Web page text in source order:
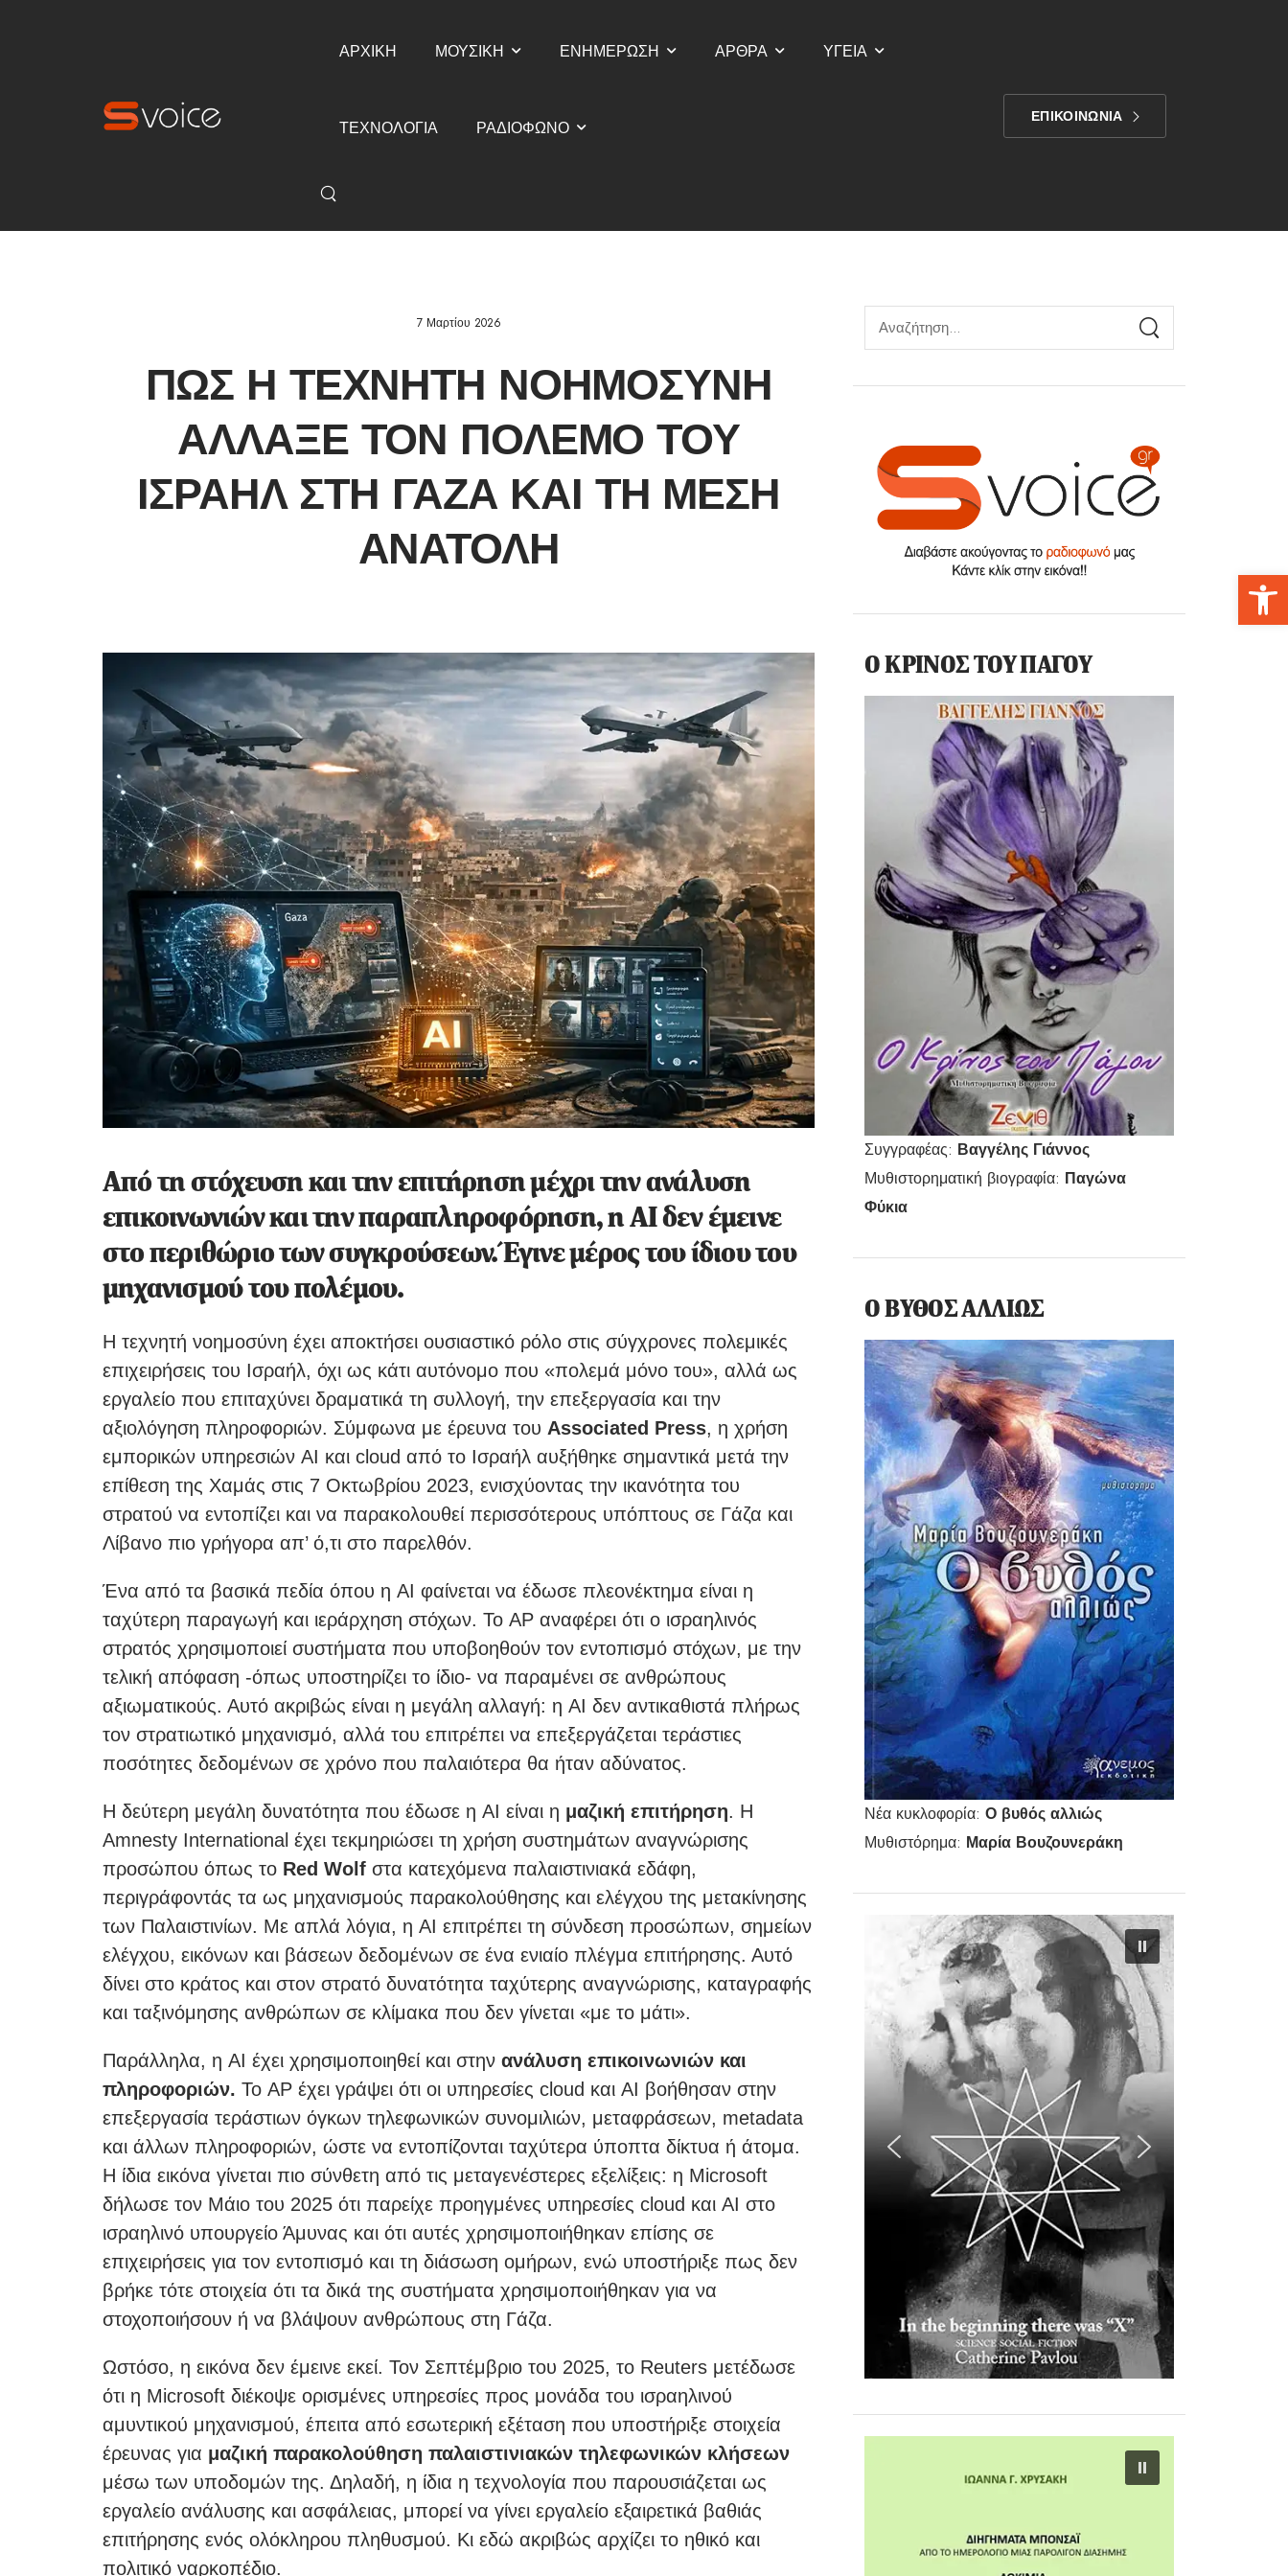
ΑΡΧΙΚΗ ΜΟΥΣΙΚΗ ΕΝΗΜΕΡΩΣΗ ΑΡΘΡΑ ΥΓΕΙΑ
ΤΕΧΝΟΛΟΓΙΑ ΡΑΔΙΟΦΩΝΟ
ΕΠΙΚΟΙΝΩΝΙΑ
Ο ΚΡΙΝΟΣ ΤΟΥ ΠΑΓΟΥ
Συγγραφέας: Βαγγέλης Γιάννος
Μυθιστορηματική βιογραφία: Παγώνα
Φύκια
Ο ΒΥΘΟΣ ΑΛΛΙΩΣ
Νέα κυκλοφορία:Ο βυθός αλλιώς
Μυθιστόρημα: Μαρία Βουζουνεράκη
7 Μαρτίου 2026
ΠΏΣ Η ΤΕΧΝΗΤΉ ΝΟΗΜΟΣΎΝΗ
ΆΛΛΑΞΕ ΤΟΝ ΠΌΛΕΜΟ ΤΟΥ
ΙΣΡΑΉΛ ΣΤΗ ΓΆΖΑ ΚΑΙ ΤΗ ΜΈΣΗ
ΑΝΑΤΟΛΉ
Από τη στόχευση και την επιτήρηση μέχρι την ανάλυση
επικοινωνιών και την παραπληροφόρηση, η AI δεν έμεινε
στο περιθώριο των συγκρούσεων. Έγινε μέρος του ίδιου του
μηχανισμού του πολέμου.
Η τεχνητή νοημοσύνη έχει αποκτήσει ουσιαστικό ρόλο στις σύγχρονες πολεμικές
επιχειρήσεις του Ισραήλ, όχι ως κάτι αυτόνομο που «πολεμά μόνο του», αλλά ως
εργαλείο που επιταχύνει δραματικά τη συλλογή, την επεξεργασία και την
αξιολόγηση πληροφοριών. Σύμφωνα με έρευνα του Associated Press, η χρήση
εμπορικών υπηρεσιών AI και cloud από το Ισραήλ αυξήθηκε σημαντικά μετά την
επίθεση της Χαμάς στις 7 Οκτωβρίου 2023, ενισχύοντας την ικανότητα του
στρατού να εντοπίζει και να παρακολουθεί περισσότερους υπόπτους σε Γάζα και
Λίβανο πιο γρήγορα απ’ ό,τι στο παρελθόν.
Ένα από τα βασικά πεδία όπου η AI φαίνεται να έδωσε πλεονέκτημα είναι η
ταχύτερη παραγωγή και ιεράρχηση στόχων. Το AP αναφέρει ότι ο ισραηλινός
στρατός χρησιμοποιεί συστήματα που υποβοηθούν τον εντοπισμό στόχων, με την
τελική απόφαση -όπως υποστηρίζει το ίδιο- να παραμένει σε ανθρώπους
αξιωματικούς. Αυτό ακριβώς είναι η μεγάλη αλλαγή: η AI δεν αντικαθιστά πλήρως
τον στρατιωτικό μηχανισμό, αλλά του επιτρέπει να επεξεργάζεται τεράστιες
ποσότητες δεδομένων σε χρόνο που παλαιότερα θα ήταν αδύνατος.
Η δεύτερη μεγάλη δυνατότητα που έδωσε η AI είναι η μαζική επιτήρηση. Η
Amnesty International έχει τεκμηριώσει τη χρήση συστημάτων αναγνώρισης
προσώπου όπως το Red Wolfστα κατεχόμενα παλαιστινιακά εδάφη,
περιγράφοντάς τα ως μηχανισμούς παρακολούθησης και ελέγχου της μετακίνησης
των Παλαιστινίων. Με απλά λόγια, η AI επιτρέπει τη σύνδεση προσώπων, σημείων
ελέγχου, εικόνων και βάσεων δεδομένων σε ένα ενιαίο πλέγμα επιτήρησης. Αυτό
δίνει στο κράτος και στον στρατό δυνατότητα ταχύτερης αναγνώρισης, καταγραφής
και ταξινόμησης ανθρώπων σε κλίμακα που δεν γίνεται «με το μάτι».
Παράλληλα, η AI έχει χρησιμοποιηθεί και στην ανάλυση επικοινωνιών και
πληροφοριών. Το AP έχει γράψει ότι οι υπηρεσίες cloud και AI βοήθησαν στην
επεξεργασία τεράστιων όγκων τηλεφωνικών συνομιλιών, μεταφράσεων, metadata
και άλλων πληροφοριών, ώστε να εντοπίζονται ταχύτερα ύποπτα δίκτυα ή άτομα.
Η ίδια εικόνα γίνεται πιο σύνθετη από τις μεταγενέστερες εξελίξεις: η Microsoft
δήλωσε τον Μάιο του 2025 ότι παρείχε προηγμένες υπηρεσίες cloud και AI στο
ισραηλινό υπουργείο Άμυνας και ότι αυτές χρησιμοποιήθηκαν επίσης σε
επιχειρήσεις για τον εντοπισμό και τη διάσωση ομήρων, ενώ υποστήριξε πως δεν
βρήκε τότε στοιχεία ότι τα δικά της συστήματα χρησιμοποιήθηκαν για να
στοχοποιήσουν ή να βλάψουν ανθρώπους στη Γάζα.
Ωστόσο, η εικόνα δεν έμεινε εκεί. Τον Σεπτέμβριο του 2025, το Reuters μετέδωσε
ότι η Microsoft διέκοψε ορισμένες υπηρεσίες προς μονάδα του ισραηλινού
αμυντικού μηχανισμού, έπειτα από εσωτερική εξέταση που υποστήριξε στοιχεία
έρευνας για μαζική παρακολούθηση παλαιστινιακών τηλεφωνικών κλήσεων
μέσω των υποδομών της. Δηλαδή, η ίδια η τεχνολογία που παρουσιάζεται ως
εργαλείο ανάλυσης και ασφάλειας, μπορεί να γίνει εργαλείο εξαιρετικά βαθιάς
επιτήρησης ενός ολόκληρου πληθυσμού. Κι εδώ ακριβώς αρχίζει το ηθικό και
πολιτικό ναρκοπέδιο.